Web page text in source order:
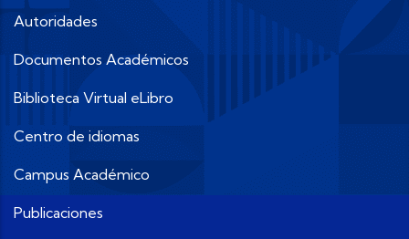
Autoridades
Documentos Académicos
Biblioteca Virtual eLibro
Centro de idiomas
Campus Académico
Publicaciones